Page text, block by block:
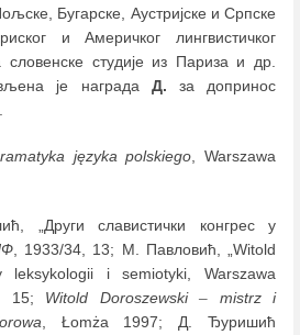
Бугарске, Аустријске и Српске
и Америчког лингвистичког
словенске студије из Париза и др.
је награда Д. за допринос
języka polskiego , Warszawa
„Други славистички конгрес у
, 1933/34, 13; М. Павловић, „Witold
leksykologii i semiotyki, Warszawa
15; Witold Doroszewski –
mistrz i
, Łomża 1997; Д. Ђуришић